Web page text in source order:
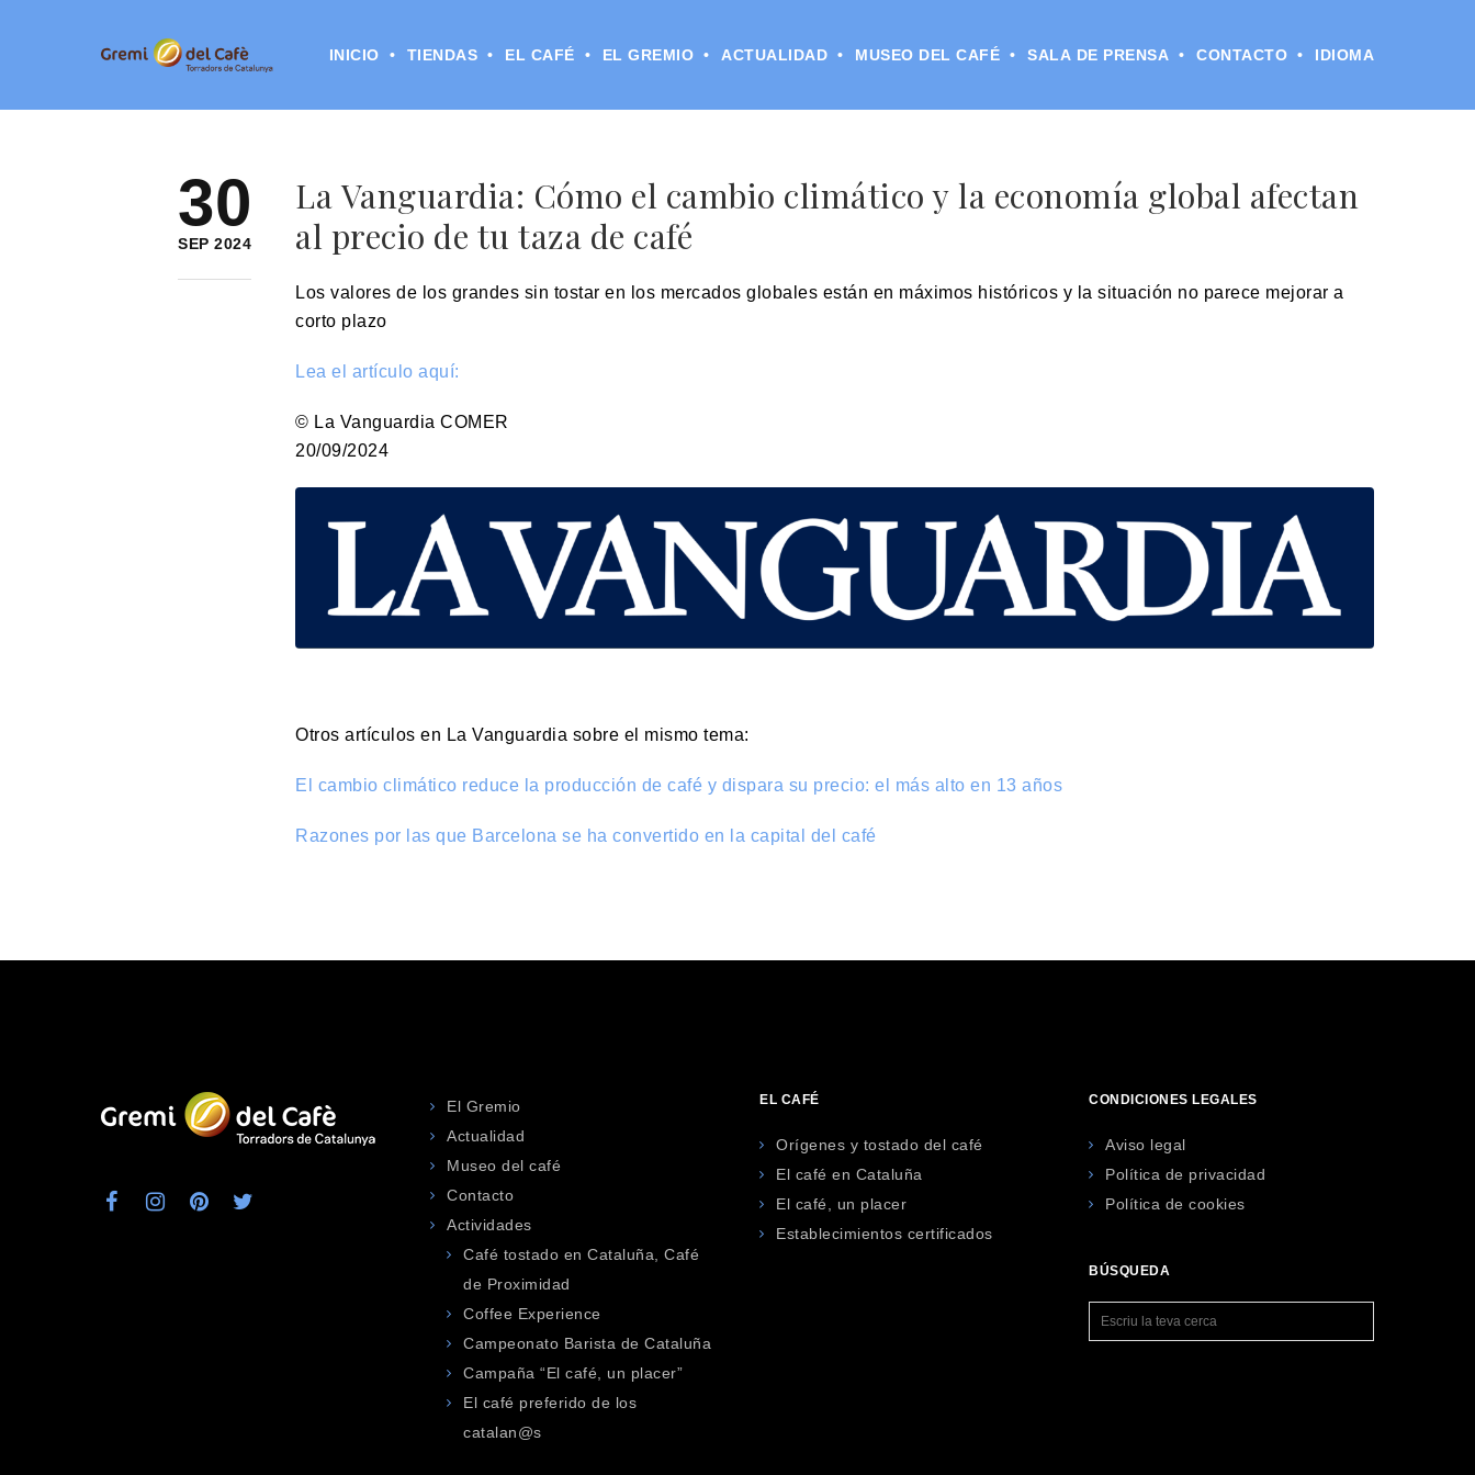
INICIO TIENDAS EL CAFÉ EL GREMIO ACTUALIDAD MUSEO DEL CAFÉ SALA DE PRENSA CONTACTO IDIOMA
30
SEP 2024
La Vanguardia: Cómo el cambio climático y la economía global afectan
al precio de tu taza de café
Los valores de los grandes sin tostar en los mercados globales están en máximos históricos y la situación no parece mejorar a
corto plazo
Lea el artículo aquí:
© La Vanguardia COMER
20/09/2024
Otros artículos en La Vanguardia sobre el mismo tema:
El cambio climático reduce la producción de café y dispara su precio: el más alto en 13 años
Razones por las que Barcelona se ha convertido en la capital del café
El Gremio
Actualidad
Museo del café
Contacto
Actividades
Café tostado en Cataluña, Café
de Proximidad
Coffee Experience
Campeonato Barista de Cataluña
Campaña “El café, un placer”
El café preferido de los
catalan@s
EL CAFÉ
Orígenes y tostado del café
El café en Cataluña
El café, un placer
Establecimientos certificados
CONDICIONES LEGALES
Aviso legal
Política de privacidad
Política de cookies
BÚSQUEDA